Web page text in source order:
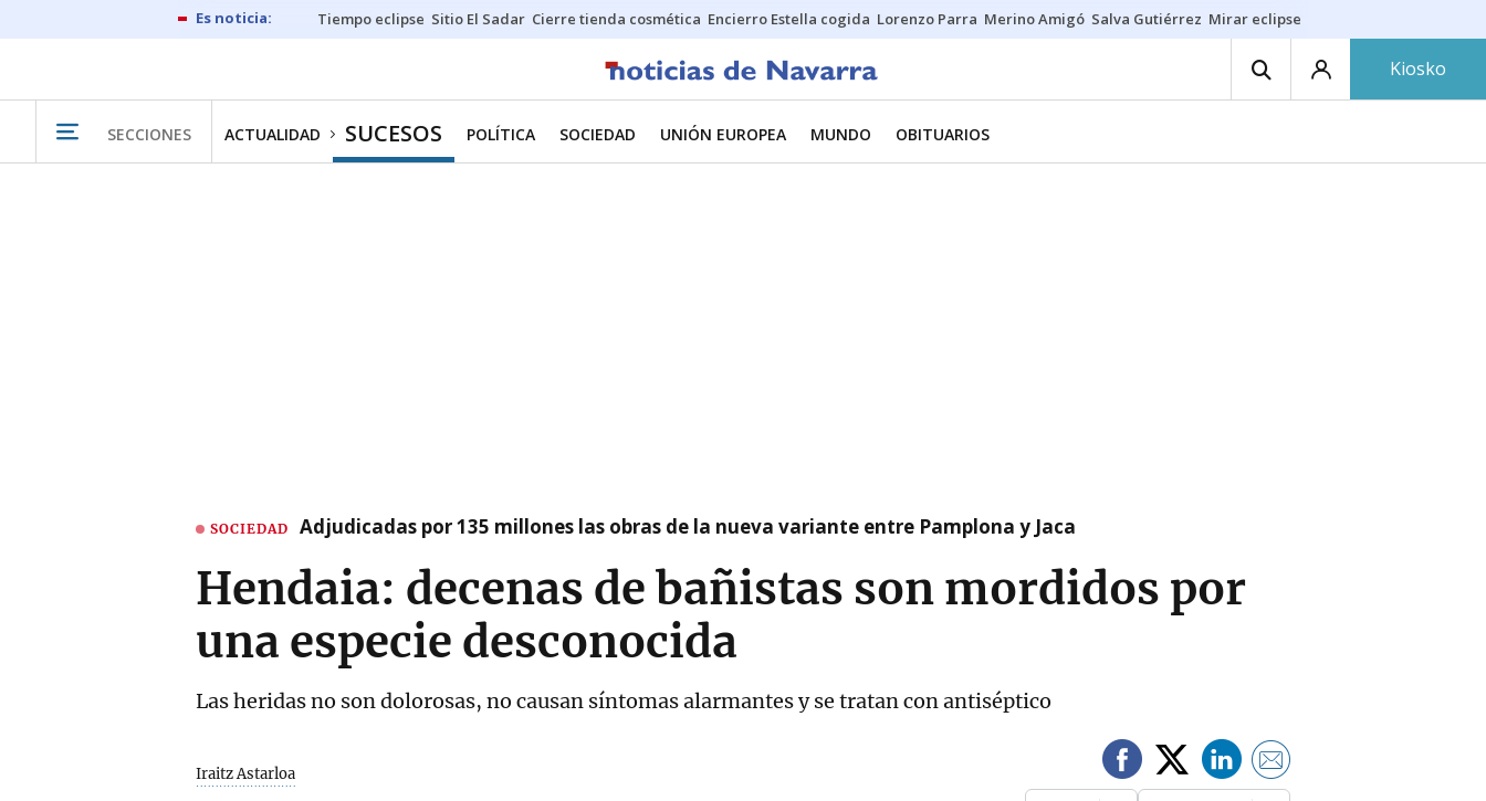
Tiempo eclipse Sitio El Sadar Cierre tienda cosmética Encierro Estella cogida Lorenzo Parra Merino Amigó Salva Gutiérrez Mirar eclipse
Kiosko
SECCIONES ACTUALIDAD SUCESOS POLÍTICA SOCIEDAD UNIÓN EUROPEA MUNDO OBITUARIOS
SOCIEDAD Adjudicadas por 135 millones las obras de la nueva variante entre Pamplona y Jaca
Hendaia: decenas de bañistas son mordidos por
una especie desconocida
Las heridas no son dolorosas, no causan síntomas alarmantes y se tratan con antiséptico
Iraitz Astarloa